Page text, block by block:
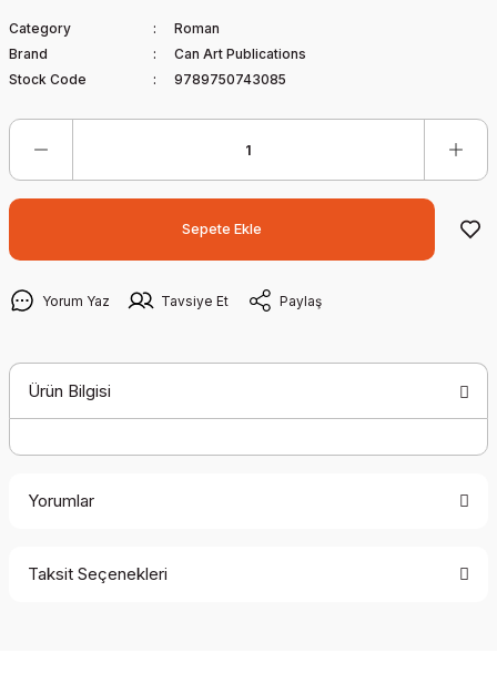
Category
Roman
Brand
Can Art Publications
Stock Code
9789750743085
Sepete Ekle
Yorum Yaz Tavsiye Et Paylaş
Ürün Bilgisi
Yorumlar
Taksit Seçenekleri